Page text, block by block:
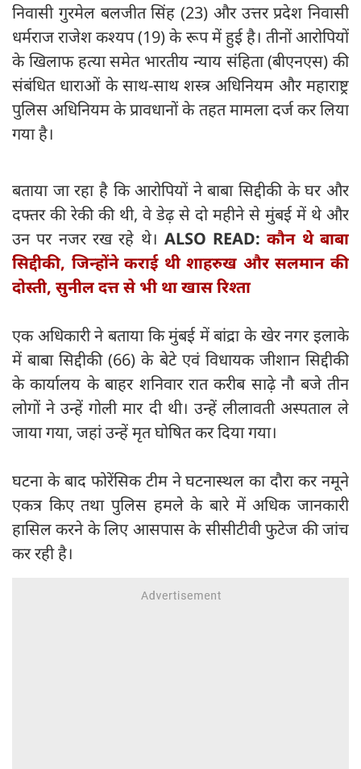
निवासी गुरमेल बलजीत सिंह (23) और उत्तर प्रदेश निवासी
धर्मराज राजेश कश्यप (19) के रूप में हुई है। तीनों आरोपियों
के खिलाफ हत्या समेत भारतीय न्याय संहिता (बीएनएस) की
संबंधित धाराओं के साथ-साथ शस्त्र अधिनियम और महाराष्ट्र
पुलिस अधिनियम के प्रावधानों के तहत मामला दर्ज कर लिया
गया है।
बताया जा रहा है कि आरोपियों ने बाबा सिद्दीकी के घर और
दफ्तर की रेकी की थी, वे डेढ़ से दो महीने से मुंबई में थे और
उन पर नजर रख रहे थे। ALSO READ:कौन थे बाबा
सिद्दीकी, जिन्होंने कराई थी शाहरुख और सलमान की
दोस्ती, सुनील दत्त से भी था खास रिश्ता
एक अधिकारी ने बताया कि मुंबई में बांद्रा के खेर नगर इलाके
में बाबा सिद्दीकी (66) के बेटे एवं विधायक जीशान सिद्दीकी
के कार्यालय के बाहर शनिवार रात करीब साढ़े नौ बजे तीन
लोगों ने उन्हें गोली मार दी थी। उन्हें लीलावती अस्पताल ले
जाया गया, जहां उन्हें मृत घोषित कर दिया गया।
घटना के बाद फोरेंसिक टीम ने घटनास्थल का दौरा कर नमूने
एकत्र किए तथा पुलिस हमले के बारे में अधिक जानकारी
हासिल करने के लिए आसपास के सीसीटीवी फुटेज की जांच
कर रही है।